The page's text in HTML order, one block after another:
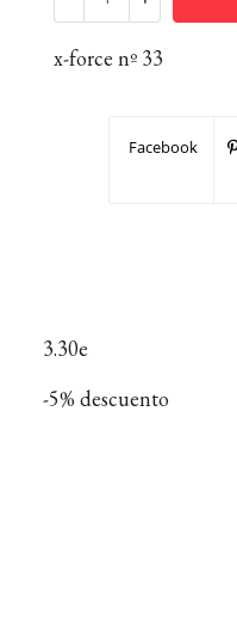
x-force nº 33
Facebook
3.30e
-5% descuento